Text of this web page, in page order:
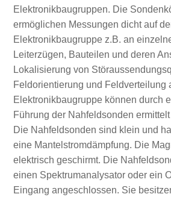
Elektronikbaugruppen. Die
ermöglichen Messungen dicht auf
Elektronikbaugruppe z.B. an
Leiterzügen, Bauteilen und deren
Lokalisierung von
Feldorientierung und Feldverteilung
Elektronikbaugruppe können durch
Führung der Nahfeldsonden
Die Nahfeldsonden sind klein und
eine Mantelstromdämpfung. Die
elektrisch geschirmt. Die
einen Spektrumanalysator oder ein
Eingang angeschlossen. Sie